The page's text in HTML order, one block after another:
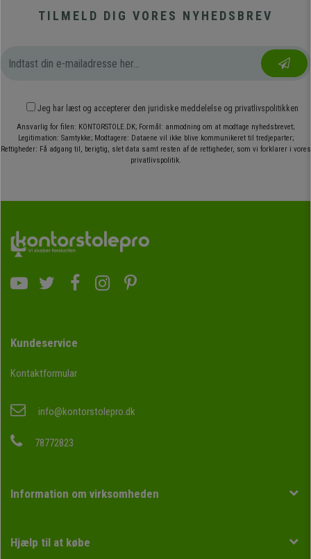
TILMELD DIG VORES NYHEDSBREV
Jeg har læst og accepterer den juridiske meddelelse og privatlivspolitikken
Ansvarlig for filen: KONTORSTOLE.DK; Formål: anmodning om at modtage nyhedsbrevet;
Legitimation: Samtykke; Modtagere: Dataene vil ikke blive kommunikeret til tredjeparter;
Rettigheder: Få adgang til, berigtig, slet data samt resten af de rettigheder, som vi forklarer i vores
privatlivspolitik.
Kundeservice
Kontaktformular
info@kontorstolepro.dk
78772823
Information om virksomheden
Hjælp til at købe